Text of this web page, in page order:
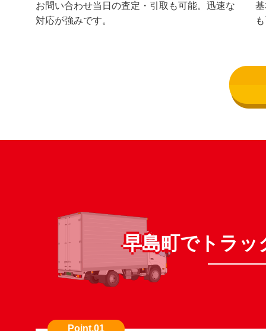
お問い合わせ当日の査定・引取も可能。迅速な
対応が強みです。
早島町でトラッ